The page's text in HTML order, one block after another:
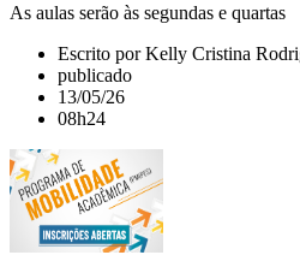
As aulas serão às segundas e quartas
Escrito por Kelly Cristina
publicado
13/05/26
08h24